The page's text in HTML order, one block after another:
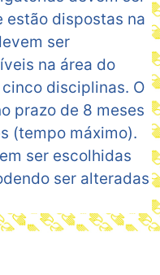
estão dispostas na
ser
na área do
disciplinas. O
prazo de 8 meses
(tempo máximo).
ser escolhidas
ser alteradas